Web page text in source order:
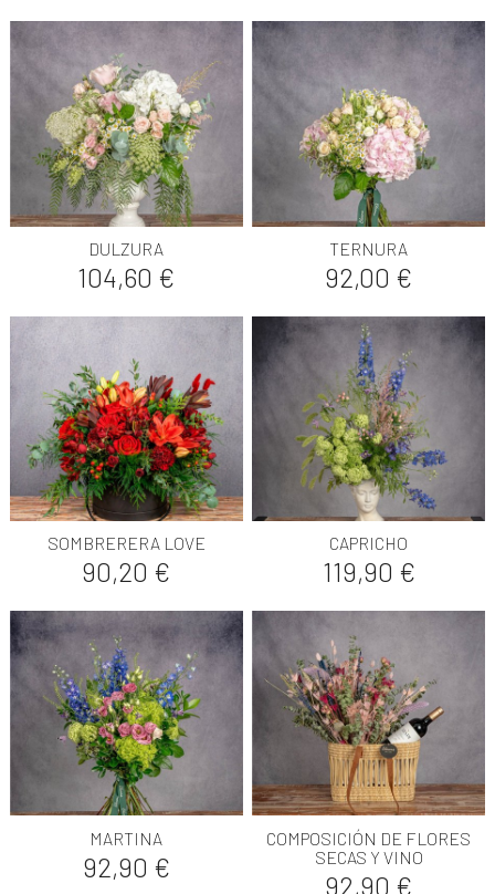
DULZURA
Precio
104,60 €
TERNURA
Precio
92,00 €
SOMBRERERA LOVE
Precio
90,20 €
CAPRICHO
Precio
119,90 €
MARTINA
Precio
92,90 €
COMPOSICIÓN DE FLORES
SECAS Y VINO
Precio
92,90 €